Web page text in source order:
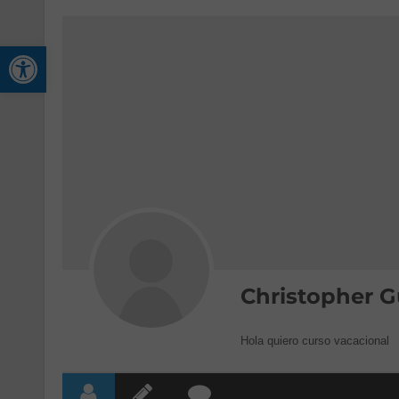
Abrir barra de herramientas
Christopher
Hola quiero curso vacacional